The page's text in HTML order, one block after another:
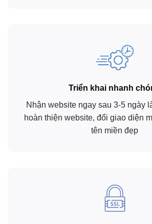
Triển khai nhanh
Nhận website ngay sau 3-5 ngày
hoàn thiện website, đổi giao diện
tên miền đẹp